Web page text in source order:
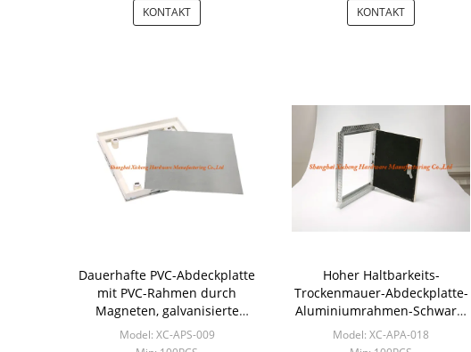
KONTAKT KONTAKT
Dauerhafte PVC-Abdeckplatte
mit PVC-Rahmen durch
Magneten, galvanisierte
Stahl-PVC-Tür
Model: XC-APS-009
Hoher Haltbarkeits-
Trockenmauer-Abdeckplatte-
Aluminiumrahmen-Schwarz-
Gipskarton
Model: XC-APA-018